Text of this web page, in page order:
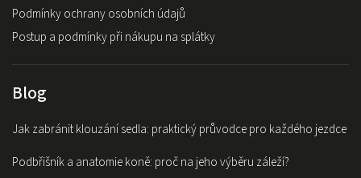
Podmínky ochrany osobních údajů
Postup a podmínky při nákupu na splátky
Blog
Jak zabránit klouzání sedla: praktický průvodce pro každého jezdce
Podbřišník a anatomie koně: proč na jeho výběru záleží?